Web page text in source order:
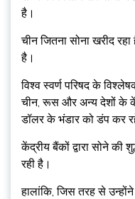
है।
चीन जितना सोना खरीद
है।
विश्व स्वर्ण परिषद के
चीन, रूस और अन्य देशों के
डॉलर के भंडार को डंप कर
केंद्रीय बैंकों द्वारा सोने की
रही है।
हालांकि, जिस तरह से